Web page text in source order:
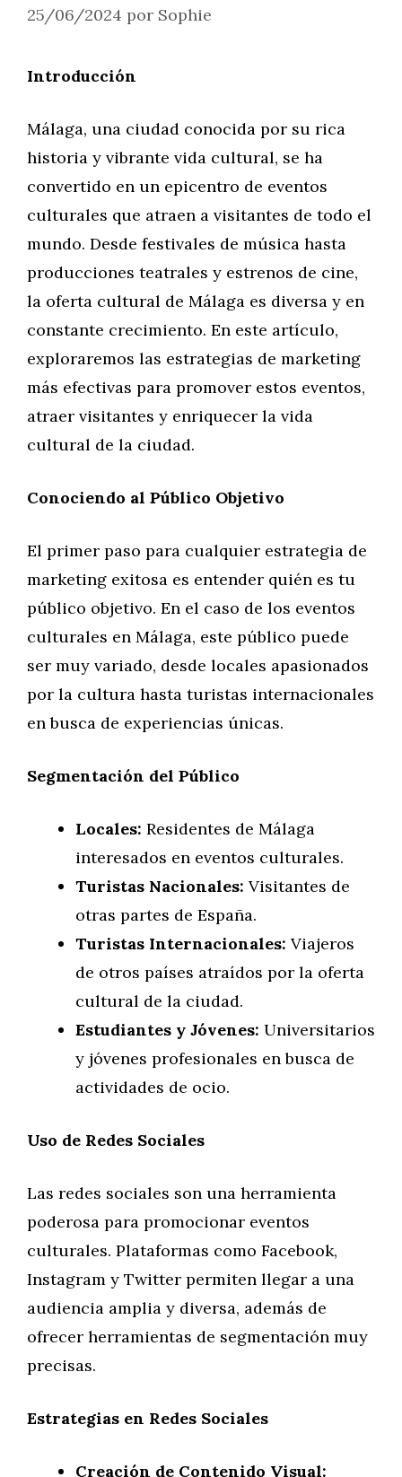
25/06/2024 por Sophie
Introducción
Málaga, una ciudad conocida por su rica
historia y vibrante vida cultural, se ha
convertido en un epicentro de eventos
culturales que atraen a visitantes de todo el
mundo. Desde festivales de música hasta
producciones teatrales y estrenos de cine,
la oferta cultural de Málaga es diversa y en
constante crecimiento. En este artículo,
exploraremos las estrategias de marketing
más efectivas para promover estos eventos,
atraer visitantes y enriquecer la vida
cultural de la ciudad.
Conociendo al Público Objetivo
El primer paso para cualquier estrategia de
marketing exitosa es entender quién es tu
público objetivo. En el caso de los eventos
culturales en Málaga, este público puede
ser muy variado, desde locales apasionados
por la cultura hasta turistas internacionales
en busca de experiencias únicas.
Segmentación del Público
Locales: Residentes de Málaga
interesados en eventos culturales.
Turistas Nacionales: Visitantes de
otras partes de España.
Turistas Internacionales: Viajeros
de otros países atraídos por la oferta
cultural de la ciudad.
Estudiantes y Jóvenes: Universitarios
y jóvenes profesionales en busca de
actividades de ocio.
Uso de Redes Sociales
Las redes sociales son una herramienta
poderosa para promocionar eventos
culturales. Plataformas como Facebook,
Instagram y Twitter permiten llegar a una
audiencia amplia y diversa, además de
ofrecer herramientas de segmentación muy
precisas.
Estrategias en Redes Sociales
Creación de Contenido Visual: